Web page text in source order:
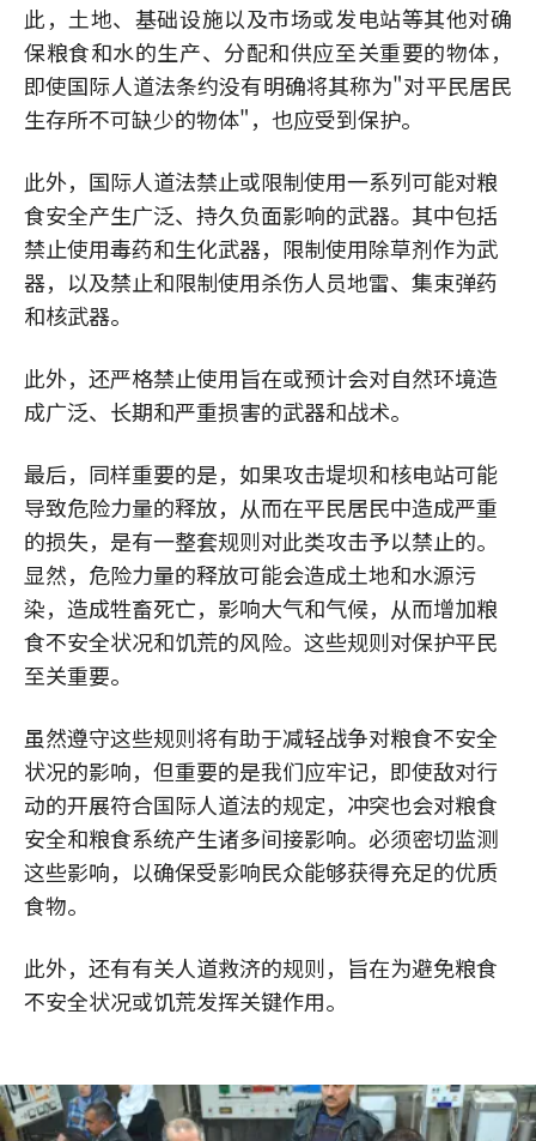
此，土地、基础设施以及市场或发电站等其他对确
保粮食和水的生产、分配和供应至关重要的物体，
即使国际人道法条约没有明确将其称为"对平民居民
生存所不可缺少的物体"，也应受到保护。
此外，国际人道法禁止或限制使用一系列可能对粮
食安全产生广泛、持久负面影响的武器。其中包括
禁止使用毒药和生化武器，限制使用除草剂作为武
器，以及禁止和限制使用杀伤人员地雷、集束弹药
和核武器。
此外，还严格禁止使用旨在或预计会对自然环境造
成广泛、长期和严重损害的武器和战术。
最后，同样重要的是，如果攻击堤坝和核电站可能
导致危险力量的释放，从而在平民居民中造成严重
的损失，是有一整套规则对此类攻击予以禁止的。
显然，危险力量的释放可能会造成土地和水源污
染，造成牲畜死亡，影响大气和气候，从而增加粮
食不安全状况和饥荒的风险。这些规则对保护平民
至关重要。
虽然遵守这些规则将有助于减轻战争对粮食不安全
状况的影响，但重要的是我们应牢记，即使敌对行
动的开展符合国际人道法的规定，冲突也会对粮食
安全和粮食系统产生诸多间接影响。必须密切监测
这些影响，以确保受影响民众能够获得充足的优质
食物。
此外，还有有关人道救济的规则，旨在为避免粮食
不安全状况或饥荒发挥关键作用。